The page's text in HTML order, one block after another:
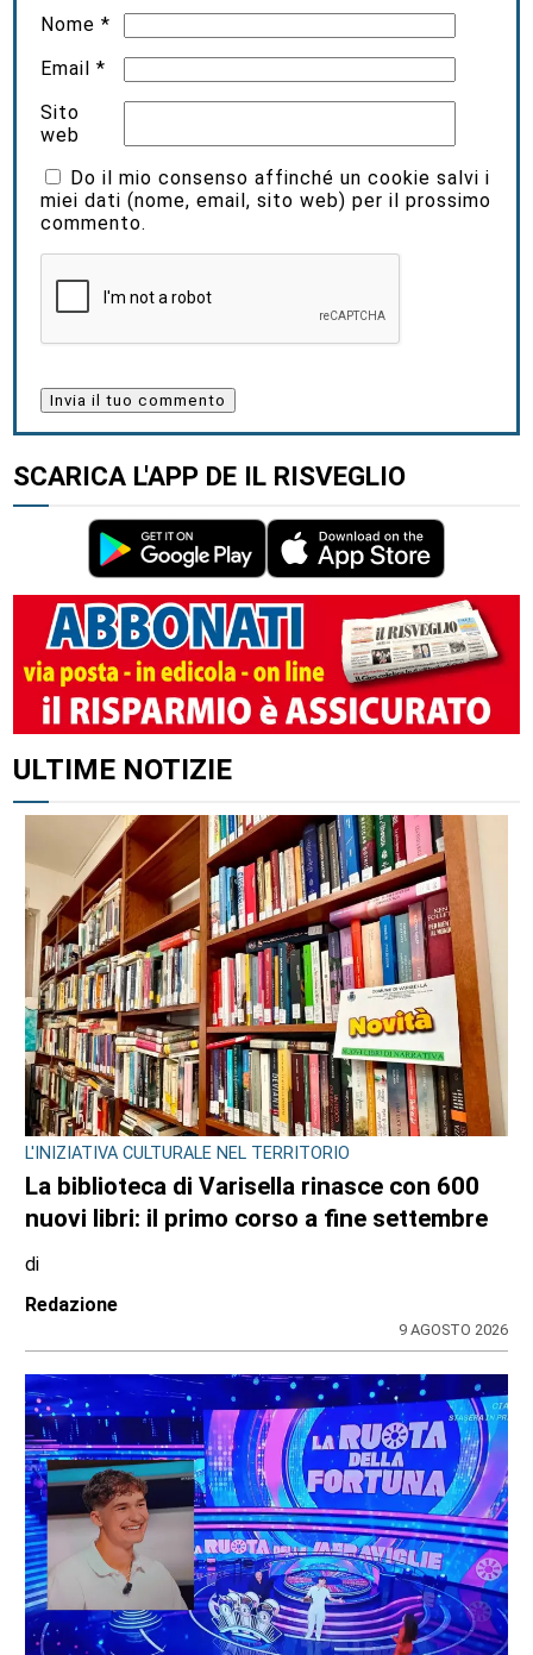
Nome*
Email*
Sito
web
Do il mio consenso affinché un cookie salvi i
miei dati (nome, email, sito web) per il prossimo
commento.
SCARICA L'APP DE IL RISVEGLIO
ALTRI ARTICOLI DI QUESTO AUTORE
CONSIGLIO REGIONALE
Marcinelle, il presidente Nicco: “Onorare gli
italiani caduti sul lavoro in ogni parte del
mondo”
di
Redazione CRP
7 AGOSTO 2026